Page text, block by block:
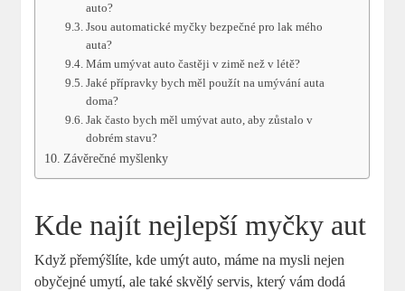
auto?
Jsou automatické myčky bezpečné pro lak mého
auta?
Mám umývat auto častěji v zimě než v létě?
Jaké přípravky bych měl použít na umývání auta
doma?
Jak často bych měl umývat auto, aby zůstalo v
dobrém stavu?
Závěrečné myšlenky
Kde najít nejlepší myčky aut
Když přemýšlíte, kde umýt auto, máme na mysli nejen
obyčejné umytí, ale také skvělý servis, který vám dodá